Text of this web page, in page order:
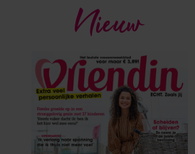
Nieuw